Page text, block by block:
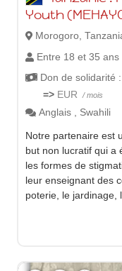
Youth
Morogoro,
Entre 18 et 35 ans
Don de solidarité :
=> EUR / mois
Anglais , Swahili
Notre partenaire est
but non lucratif qui a
les formes de
leur enseignant des
poterie, le jardinage,